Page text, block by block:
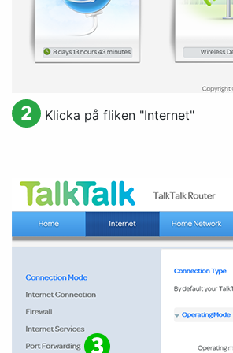
2 Klicka på fliken "Internet"